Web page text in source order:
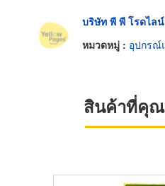
บริษัท พี พี โรดไล
หมวดหมู่ : อุปกรณ์
สินค้าที่คุณ